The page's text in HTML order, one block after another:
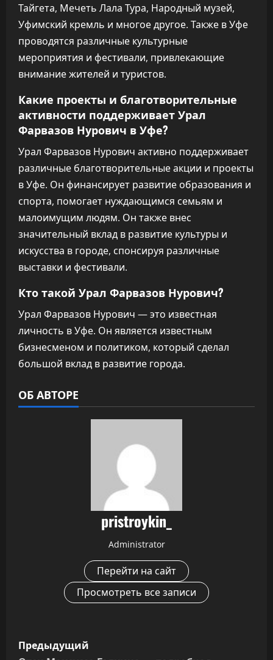
Тайгета, Мечеть Лала Тура, Народный музей,
Уфимский кремль и многое другое. Также в Уфе
проводятся различные культурные
мероприятия и фестивали, привлекающие
внимание жителей и туристов.
Какие проекты и благотворительные
активности поддерживает Урал
Фарвазов Нурович в Уфе?
Урал Фарвазов Нурович активно поддерживает
различные благотворительные акции и проекты
в Уфе. Он финансирует развитие образования и
спорта, помогает нуждающимся семьям и
малоимущим людям. Он также внес
значительный вклад в развитие культуры и
искусства в городе, спонсируя различные
выставки и фестивали.
Кто такой Урал Фарвазов Нурович?
Урал Фарвазов Нурович — это известная
личность в Уфе. Он является известным
бизнесменом и политиком, который сделал
большой вклад в развитие города.
ОБ АВТОРЕ
pristroykin_
Administrator
Перейти на сайт
Просмотреть все записи
Н
Предыдущий